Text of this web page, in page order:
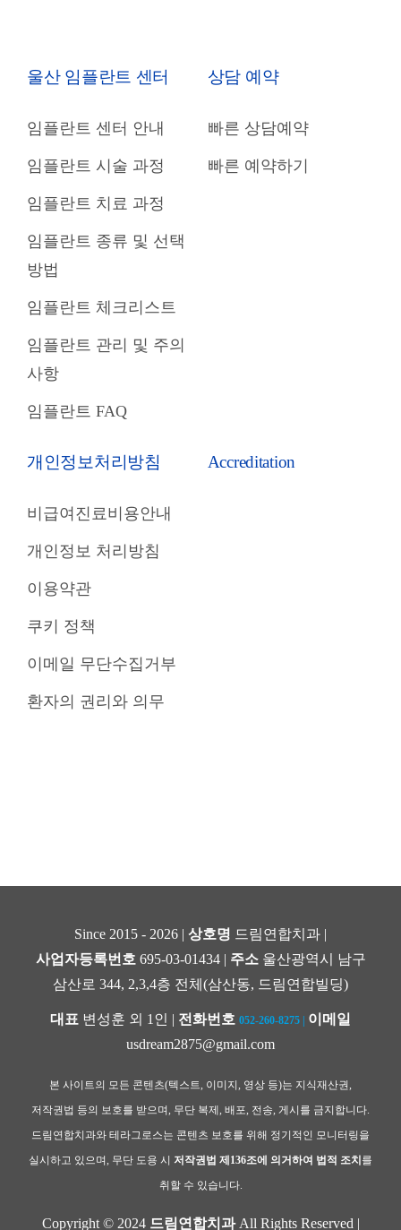
울산 임플란트 센터
임플란트 센터 안내
임플란트 시술 과정
임플란트 치료 과정
임플란트 종류 및 선택
방법
임플란트 체크리스트
임플란트 관리 및 주의
사항
임플란트 FAQ
상담 예약
빠른 상담예약
빠른 예약하기
개인정보처리방침
비급여진료비용안내
개인정보 처리방침
이용약관
쿠키 정책
이메일 무단수집거부
환자의 권리와 의무
Accreditation
Since 2015 - 2026 | 상호명 드림연합치과 |
사업자등록번호 695-03-01434 | 주소울산광역시 남구
삼산로 344, 2,3,4층 전체(삼산동, 드림연합빌딩)
대표 변성훈 외 1인 | 전화번호 052-260-8275
이메일
usdream2875@gmail.com
본 사이트의 모든 콘텐츠(텍스트, 이미지, 영상 등)는 지식재산권,
저작권법 등의 보호를 받으며, 무단 복제, 배포, 전송, 게시를 금지합니다.
드림연합치과와 테라그로스는 콘텐츠 보호를 위해 정기적인 모니터링을
실시하고 있으며, 무단 도용 시 저작권법 제136조에 의거하여 법적 조치 를
취할 수 있습니다.
Copyright © 2024 드림연합치과All Rights Reserved |